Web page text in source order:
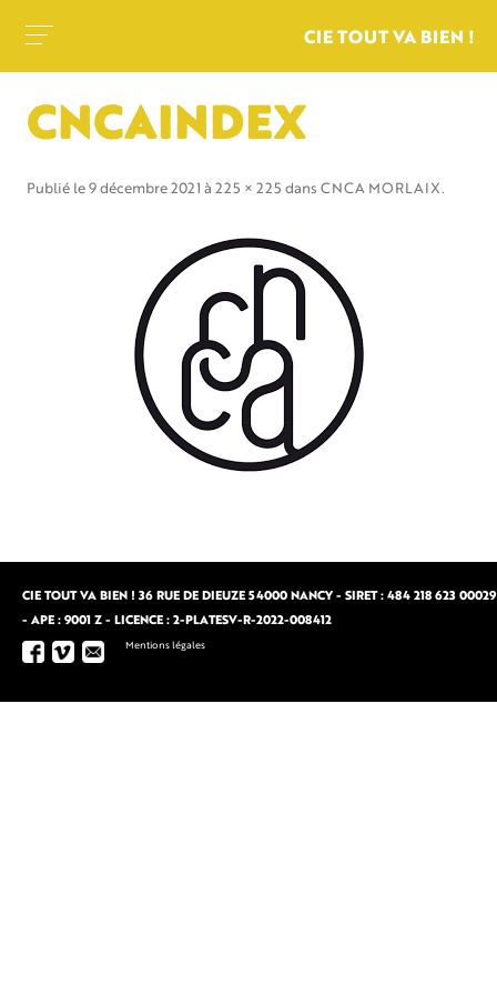
CNCAINDEX
Publié le 9 décembre 2021 à 225 × 225 dans CNCA MORLAIX.
CIE TOUT VA BIEN ! 36 RUE DE DIEUZE 54000 NANCY - SIRET : 484 218 623 00029
- APE : 9001 Z - LICENCE : 2-PLATESV-R-2022-008412
Mentions légales
CIE TOUT VA BIEN !